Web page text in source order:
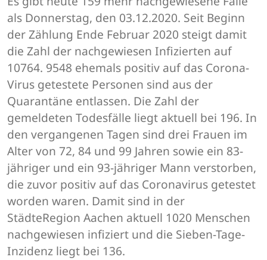
als Donnerstag, den 03.12.2020. Seit Beginn
der Zählung Ende Februar 2020 steigt damit
die Zahl der nachgewiesen Infizierten auf
10764. 9548 ehemals positiv auf das Corona-
Virus getestete Personen sind aus der
Quarantäne entlassen. Die Zahl der
gemeldeten Todesfälle liegt aktuell bei 196. In
den vergangenen Tagen sind drei Frauen im
Alter von 72, 84 und 99 Jahren sowie ein 83-
jähriger und ein 93-jähriger Mann verstorben,
die zuvor positiv auf das Coronavirus getestet
worden waren. Damit sind in der
StädteRegion Aachen aktuell 1020 Menschen
nachgewiesen infiziert und die Sieben-Tage-
Inzidenz liegt bei 136.